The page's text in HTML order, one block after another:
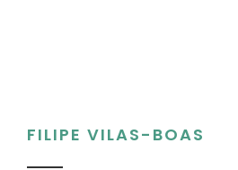
FILIPE VILAS-BOAS